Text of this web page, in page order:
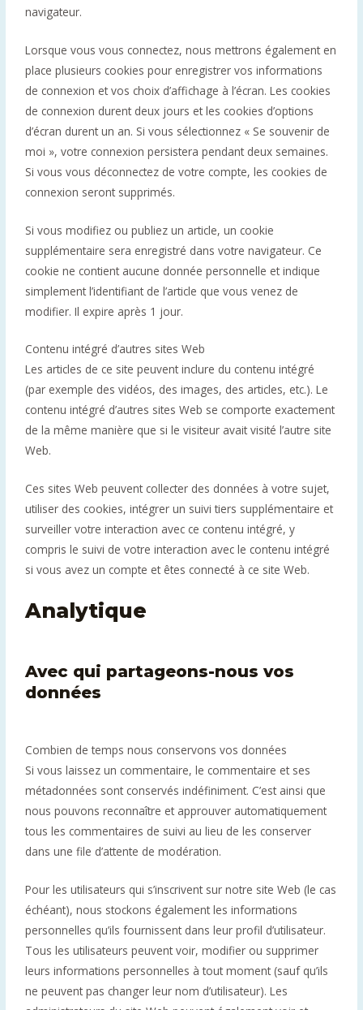
navigateur.
Lorsque vous vous connectez, nous mettrons également en
place plusieurs cookies pour enregistrer vos informations
de connexion et vos choix d’affichage à l’écran. Les cookies
de connexion durent deux jours et les cookies d’options
d’écran durent un an. Si vous sélectionnez « Se souvenir de
moi », votre connexion persistera pendant deux semaines.
Si vous vous déconnectez de votre compte, les cookies de
connexion seront supprimés.
Si vous modifiez ou publiez un article, un cookie
supplémentaire sera enregistré dans votre navigateur. Ce
cookie ne contient aucune donnée personnelle et indique
simplement l’identifiant de l’article que vous venez de
modifier. Il expire après 1 jour.
Contenu intégré d’autres sites Web
Les articles de ce site peuvent inclure du contenu intégré
(par exemple des vidéos, des images, des articles, etc.). Le
contenu intégré d’autres sites Web se comporte exactement
de la même manière que si le visiteur avait visité l’autre site
Web.
Ces sites Web peuvent collecter des données à votre sujet,
utiliser des cookies, intégrer un suivi tiers supplémentaire et
surveiller votre interaction avec ce contenu intégré, y
compris le suivi de votre interaction avec le contenu intégré
si vous avez un compte et êtes connecté à ce site Web.
Analytique
Avec qui partageons-nous vos
données
Combien de temps nous conservons vos données
Si vous laissez un commentaire, le commentaire et ses
métadonnées sont conservés indéfiniment. C’est ainsi que
nous pouvons reconnaître et approuver automatiquement
tous les commentaires de suivi au lieu de les conserver
dans une file d’attente de modération.
Pour les utilisateurs qui s’inscrivent sur notre site Web (le cas
échéant), nous stockons également les informations
personnelles qu’ils fournissent dans leur profil d’utilisateur.
Tous les utilisateurs peuvent voir, modifier ou supprimer
leurs informations personnelles à tout moment (sauf qu’ils
ne peuvent pas changer leur nom d’utilisateur). Les